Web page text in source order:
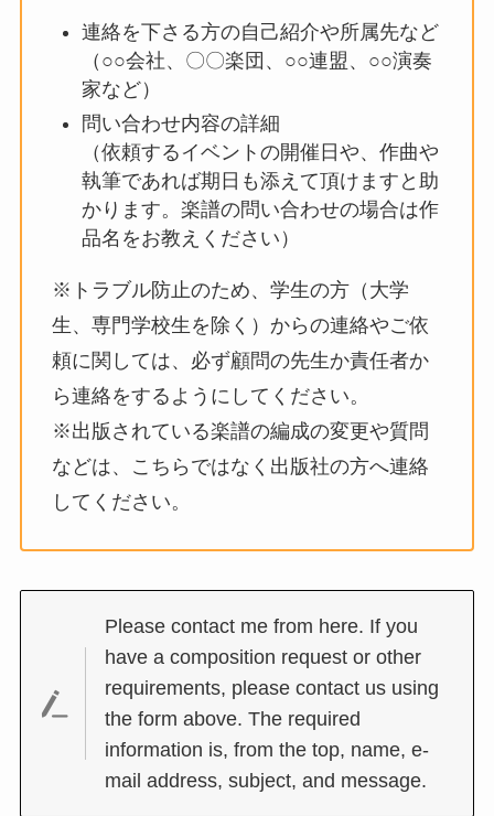
連絡を下さる方の自己紹介や所属先など
（○○会社、〇〇楽団、○○連盟、○○演奏
家など）
問い合わせ内容の詳細
（依頼するイベントの開催日や、作曲や
執筆であれば期日も添えて頂けますと助
かります。楽譜の問い合わせの場合は作
品名をお教えください）
※トラブル防止のため、学生の方（大学
生、専門学校生を除く）からの連絡やご依
頼に関しては、必ず顧問の先生か責任者か
ら連絡をするようにしてください。
※出版されている楽譜の編成の変更や質問
などは、こちらではなく出版社の方へ連絡
してください。
Please contact me from here. If you
have a composition request or other
requirements, please contact us using
the form above. The required
information is, from the top, name, e-
mail address, subject, and message.